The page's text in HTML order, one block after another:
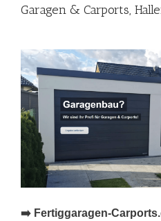
Garagen & Carports,
➡️ Fertiggaragen-